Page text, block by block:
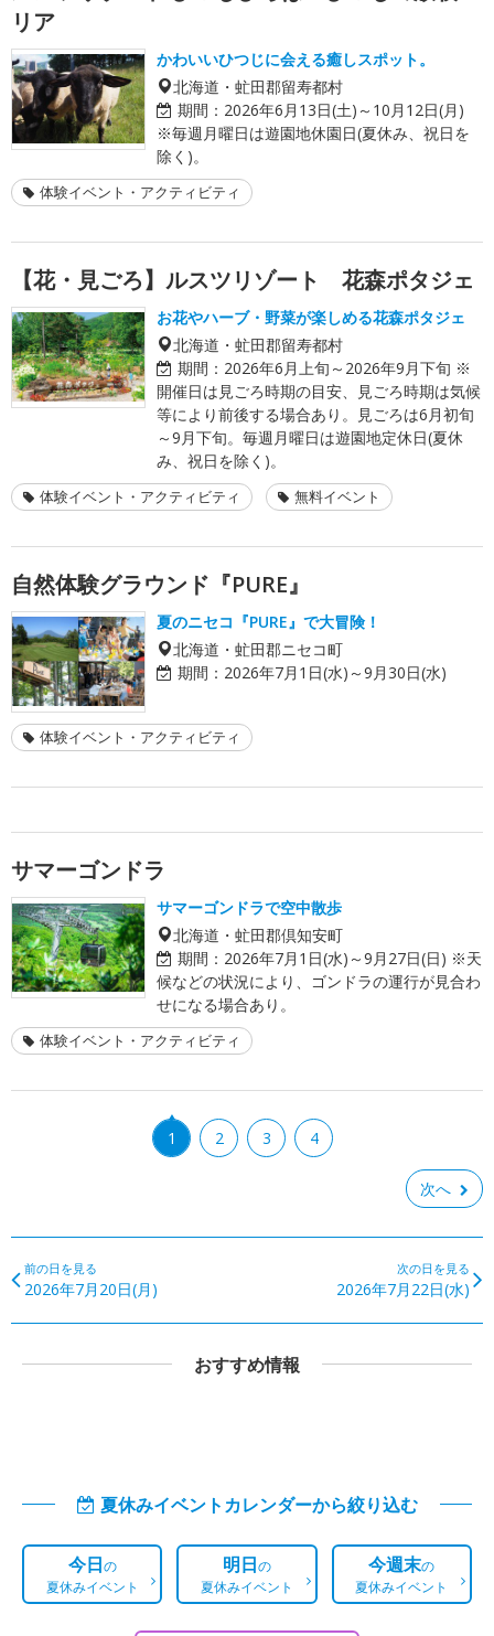
リア
かわいいひつじに会える癒しスポット。
北海道・虻田郡留寿都村
期間： 2026年6月13日(土)～10月12日(月)
※毎週月曜日は遊園地休園日(夏休み、祝日を
除く)。
体験イベント・アクティビティ
【花・見ごろ】ルスツリゾート 花森ポタジェ
お花やハーブ・野菜が楽しめる花森ポタジェ
北海道・虻田郡留寿都村
期間： 2026年6月上旬～2026年9月下旬 ※
開催日は見ごろ時期の目安、見ごろ時期は気候
等により前後する場合あり。見ごろは6月初旬
～9月下旬。毎週月曜日は遊園地定休日(夏休
み、祝日を除く)。
体験イベント・アクティビティ 無料イベント
自然体験グラウンド『PURE』
夏のニセコ『PURE』で大冒険！
北海道・虻田郡ニセコ町
期間： 2026年7月1日(水)～9月30日(水)
体験イベント・アクティビティ
サマーゴンドラ
サマーゴンドラで空中散歩
北海道・虻田郡倶知安町
期間： 2026年7月1日(水)～9月27日(日) ※天
候などの状況により、ゴンドラの運行が見合わ
せになる場合あり。
体験イベント・アクティビティ
1 2 3 4
次へ
前の日を見る
2026年7月20日(月)
次の日を見る
2026年7月22日(水)
おすすめ情報
夏休みイベントカレンダーから絞り込む
今日の
夏休みイベント
明日の
夏休みイベント
今週末の
夏休みイベント